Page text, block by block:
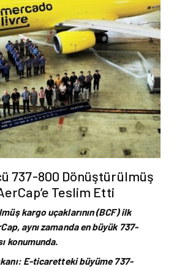
737-800 Dönüştürülmüş
Teslim Etti
kargo uçaklarının (BCF) ilk
aynı zamanda en büyük 737-
konumunda.
E-ticaretteki büyüme 737-